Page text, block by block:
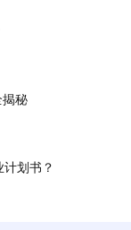
揭秘
划书？